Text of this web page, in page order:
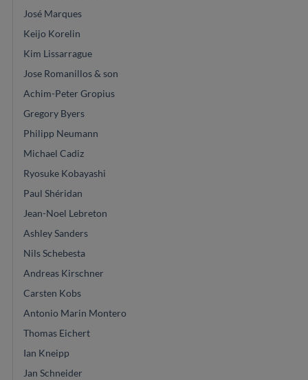
José Marques
Keijo Korelin
Kim Lissarrague
Jose Romanillos & son
Achim-Peter Gropius
Gregory Byers
Philipp Neumann
Michael Cadiz
Ryosuke Kobayashi
Paul Shéridan
Jean-Noel Lebreton
Ashley Sanders
Nils Schebesta
Andreas Kirschner
Carsten Kobs
Antonio Marin Montero
Thomas Eichert
Ian Kneipp
Jan Schneider